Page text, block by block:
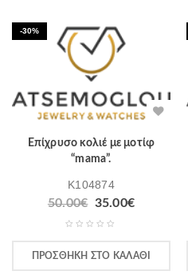
-30%
Επίχρυσο κολιέ με μοτίφ
“mama”.
K104874
50.00€ 35.00€
ΠΡΟΣΘΉΚΗ ΣΤΟ ΚΑΛΆΘΙ